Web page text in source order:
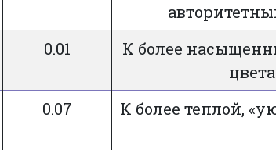
0.01
К более
0.07 К более теплой,